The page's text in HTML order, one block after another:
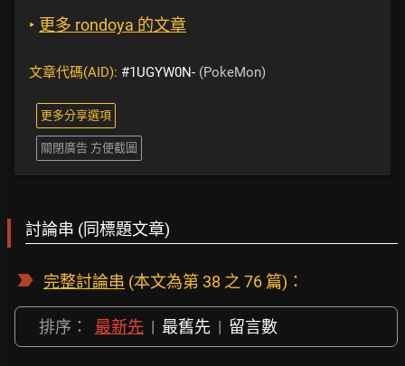
‣ 更多 rondoya 的文章
文章代碼(AID): #1UGYW0N- (PokeMon)
更多分享選項
關閉廣告 方便截圖
討論串 (同標題文章)
完整討論串 (本文為第 38 之 76 篇)：
排序： 最新先 | 最舊先 | 留言數